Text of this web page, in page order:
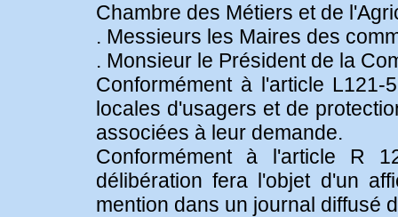
Chambre des Métiers et de
. Messieurs les Maires des
. Monsieur le Président de la
Conformément à l'article
locales d'usagers et de
associées à leur demande.
Conformément à l'article R
délibération fera l'objet d'un
mention dans un journal diffusé